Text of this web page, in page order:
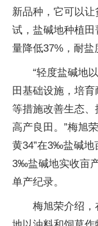
新品种，它可以
试，盐碱地种植
量降低37%，耐盐
“轻度盐碱地
田基础设施，培
等措施改善生态
高产良田。”梅旭
黄34”在3‰盐碱地
3‰盐碱地实收亩
单产纪录。
梅旭荣介绍